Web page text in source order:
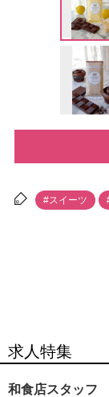
#スイーツ
求人特集
和食店スタッフ